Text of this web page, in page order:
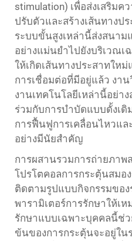
stimulation) เพื่อส่งเสริมค
ปรับตัวและสร้างเส้นทางป
ระบบขั้นสูงเหล่านี้ส่งสนา
อย่างแม่นยำไปยังบริเวณเ
ให้เกิดเส้นทางประสาทให
การเชื่อมต่อที่มีอยู่แล้ว งา
งานเทคโนโลยีเหล่านี้อย่าง
ร่วมกับการบำบัดแบบดั้งเ
การฟื้นฟูการเคลื่อนไหวแ
อย่างมีนัยสำคัญ
การผสานรวมการถ่ายภาพ
โปรโตคอลการกระตุ้นสมอ
ติดตามรูปแบบกิจกรรมขอ
พารามิเตอร์การรักษาให้เ
รักษาแบบเฉพาะบุคคลนี้ช่
ข้นของการกระตุ้นจะอยู่ใ